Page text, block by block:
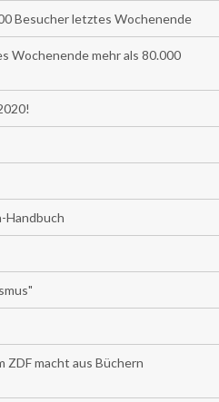
Besucher letztes Wochenende
Wochenende mehr als 80.000
Handbuch
ZDF macht aus Büchern